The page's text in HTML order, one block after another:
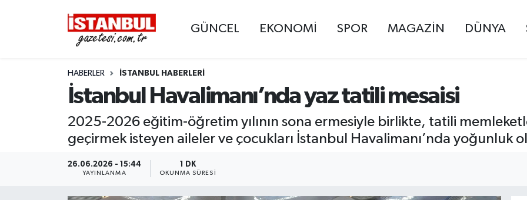
GÜNCEL EKONOMİ SPOR MAGAZİN DÜNYA
HABERLER İSTANBUL HABERLERI
İstanbul Havalimanı’nda yaz tatili mesaisi
2025-2026 eğitim-öğretim yılının sona ermesiyle birlikte, tatili
geçirmek isteyen aileler ve çocukları İstanbul Havalimanı’nda yoğunluk
26.06.2026 - 15:44
YAYINLANMA
1 DK
OKUNMA SÜRESI
EKONOMİ
İSTANBUL
MAGAZİN
Nöbetçi Eczaneler
Hava Durumu
Trafik Durumu
Süper Lig Puan Durumu ve Fikstür
Tüm Manşetler
Son Dakika Haberleri